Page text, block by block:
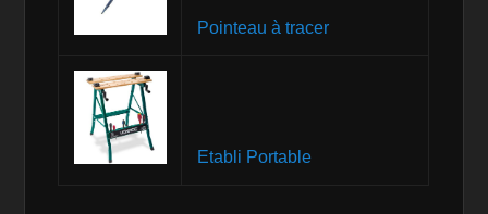
Pointeau à tracer
Etabli Portable